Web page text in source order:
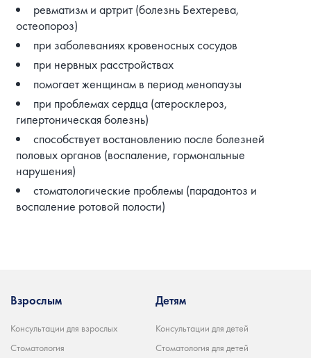
ревматизм и артрит (болезнь Бехтерева,
остеопороз)
при заболеваниях кровеносных сосудов
при нервных расстройствах
помогает женщинам в период менопаузы
при проблемах сердца (атеросклероз,
гипертоническая болезнь)
способствует востановлению после болезней
половых органов (воспаление, гормональные
нарушения)
стоматологические проблемы (парадонтоз и
воспаление ротовой полости)
Взрослым
Консультации для взрослых
Стоматология
Детям
Консультации для детей
Стоматология для детей